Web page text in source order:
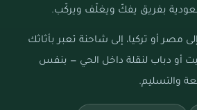
بفريق يفكّ ويغلّف ويركّب.
مصر أو تركيا، إلى شاحنة تعبر بأثاثك
أو دباب لنقلة داخل الحي — بنفس
والتسليم.